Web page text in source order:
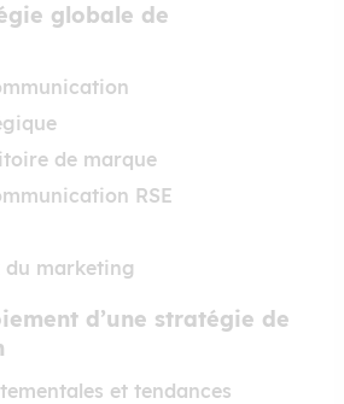
globale de
de marque
RSE
du marketing
d’une stratégie de
et tendances